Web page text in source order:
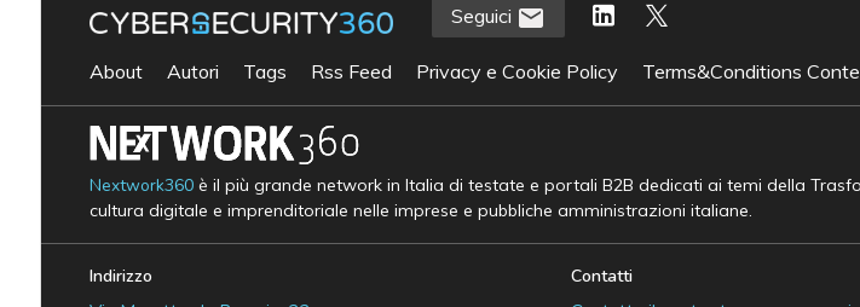
Seguici
About Autori Tags Rss Feed Privacy e Cookie Policy Terms&Conditions
Nextwork360è il più grande network in Italia di testate e portali B2B dedicati ai temi della
cultura digitale e imprenditoriale nelle imprese e pubbliche amministrazioni italiane.
Indirizzo Contatti